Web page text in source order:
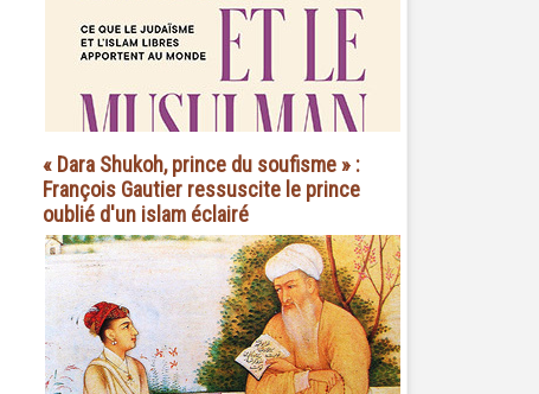
« Dara Shukoh, prince du soufisme » :
François Gautier ressuscite le prince
oublié d'un islam éclairé